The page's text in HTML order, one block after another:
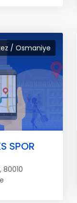
/ Osmaniye
SPOR
80010